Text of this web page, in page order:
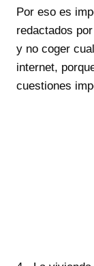
Por eso es
redactados
y no coger
internet,
cuestiones
En AVF